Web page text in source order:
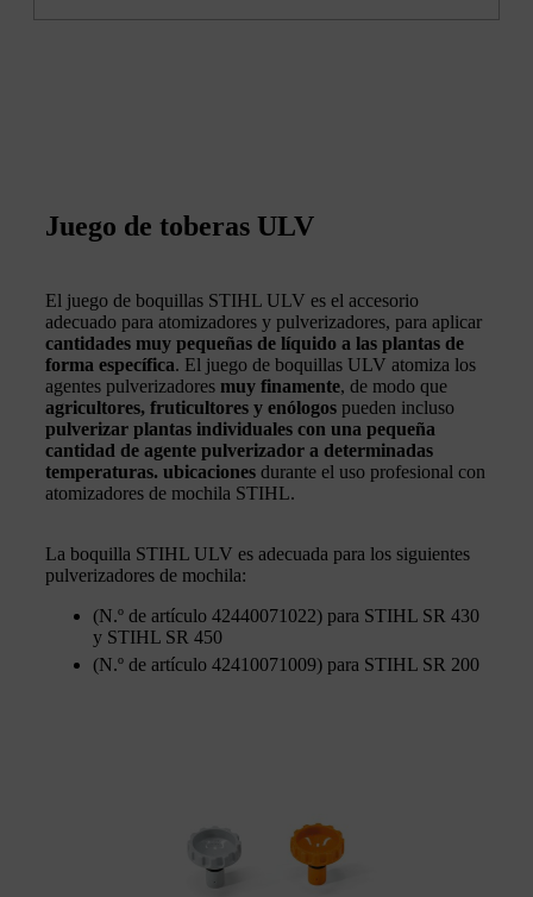
Juego de toberas ULV
El juego de boquillas STIHL ULV es el accesorio
adecuado para atomizadores y pulverizadores, para aplicar
cantidades muy pequeñas de líquido a las plantas de
forma específica. El juego de boquillas ULV atomiza los
agentes pulverizadores muy finamente, de modo que
agricultores, fruticultores y enólogos pueden incluso
pulverizar plantas individuales con una pequeña
cantidad de agente pulverizador a determinadas
temperaturas. ubicaciones durante el uso profesional con
atomizadores de mochila STIHL.
La boquilla STIHL ULV es adecuada para los siguientes
pulverizadores de mochila:
(N.º de artículo 42440071022) para STIHL SR 430
y STIHL SR 450
(N.º de artículo 42410071009) para STIHL SR 200